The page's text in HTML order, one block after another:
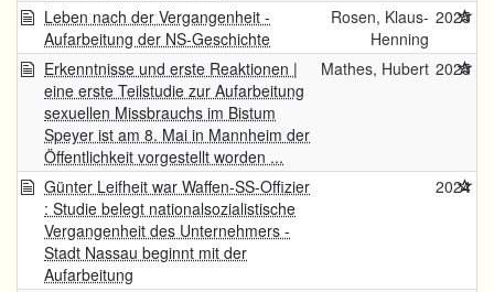
Leben nach der Vergangenheit -
Aufarbeitung der NS-Geschichte
Rosen, Klaus-
Henning
2025
Erkenntnisse und erste Reaktionen |
eine erste Teilstudie zur Aufarbeitung
sexuellen Missbrauchs im Bistum
Speyer ist am 8. Mai in Mannheim der
Öffentlichkeit vorgestellt worden ...
Mathes, Hubert 2025
Günter Leifheit war Waffen-SS-Offizier
: Studie belegt nationalsozialistische
Vergangenheit des Unternehmers -
Stadt Nassau beginnt mit der
Aufarbeitung
2024